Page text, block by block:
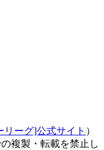
リーグ]公式サイト ）
複製・転載を禁止し